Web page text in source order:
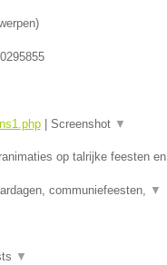
)
| Screenshot ▼
op talrijke feesten en
communiefeesten, ▼
▼